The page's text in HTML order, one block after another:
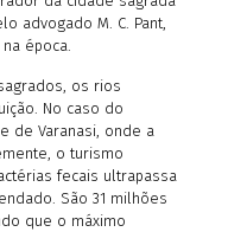
advogado M. C. Pant,
época.
os rios
No caso do
de Varanasi, onde a
o turismo
fecais ultrapassa
São 31 milhões
que o máximo